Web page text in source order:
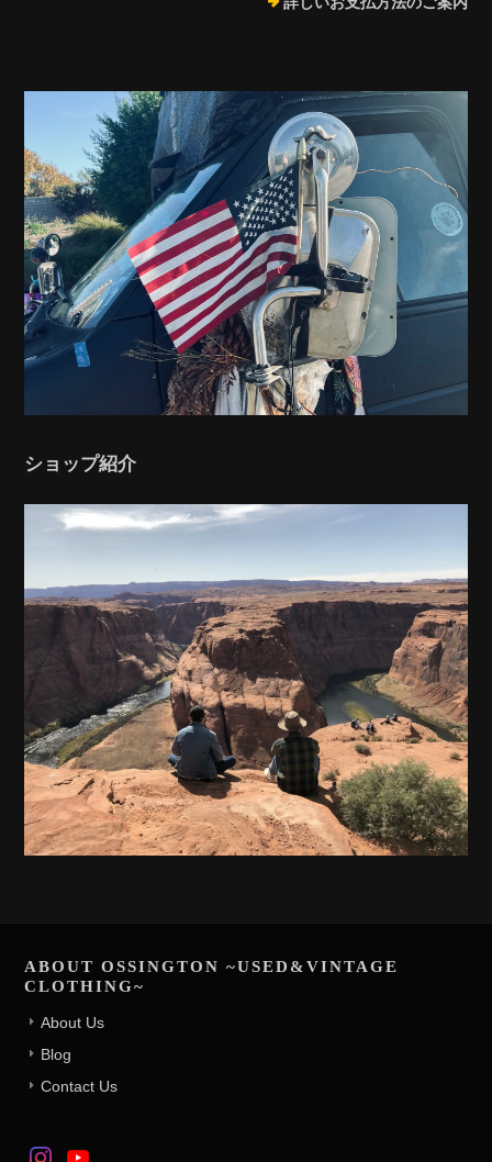
ショップ紹介
ABOUT OSSINGTON ~USED&VINTAGE
CLOTHING~
About Us
Blog
Contact Us